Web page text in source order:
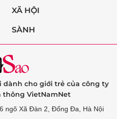
XÃ HỘI
SÀNH
cho giới trẻ của công ty
thông VietNamNet
ngõ Xã Đàn 2, Đống Đa, Hà Nội